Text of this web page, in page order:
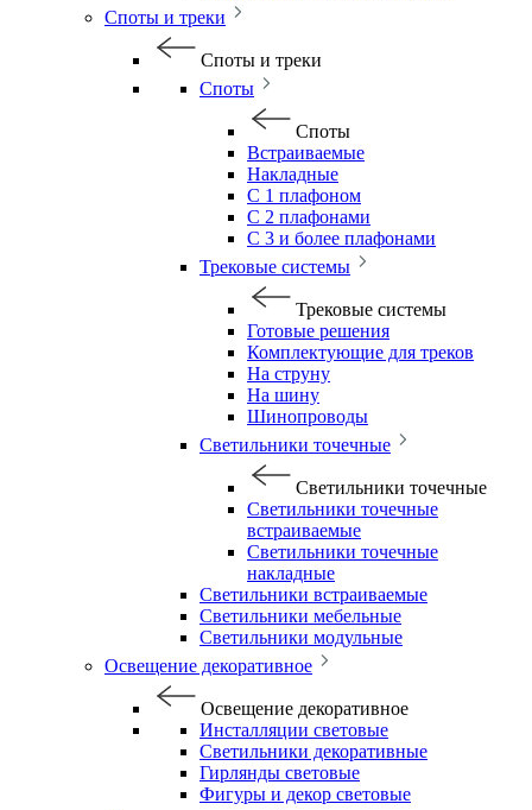
Споты и треки
Споты и треки
Споты
Споты
Встраиваемые
Накладные
С 1 плафоном
С 2 плафонами
С 3 и более плафонами
Трековые системы
Трековые системы
Готовые решения
Комплектующие для треков
На струну
На шину
Шинопроводы
Светильники точечные
Светильники точечные
Светильники точечные
встраиваемые
Светильники точечные
накладные
Светильники встраиваемые
Светильники мебельные
Светильники модульные
Освещение декоративное
Освещение декоративное
Инсталляции световые
Светильники декоративные
Гирлянды световые
Фигуры и декор световые